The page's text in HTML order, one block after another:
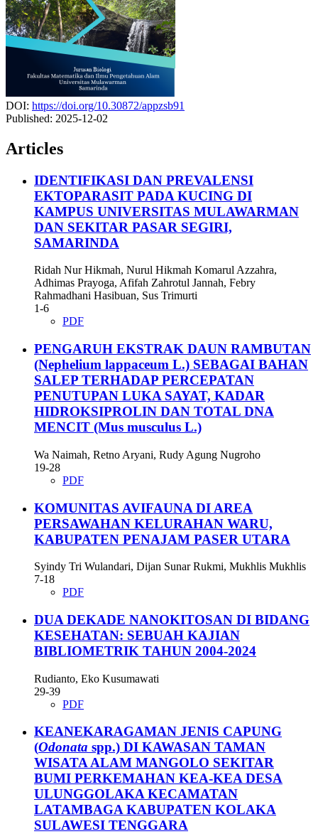
DOI: https://doi.org/10.30872/appzsb91
Published: 2025-12-02
Articles
IDENTIFIKASI DAN PREVALENSI
EKTOPARASIT PADA KUCING DI
KAMPUS UNIVERSITAS MULAWARMAN
DAN SEKITAR PASAR SEGIRI,
SAMARINDA
Ridah Nur Hikmah, Nurul Hikmah Komarul Azzahra,
Adhimas Prayoga, Afifah Zahrotul Jannah, Febry
Rahmadhani Hasibuan, Sus Trimurti
1-6
PDF
PENGARUH EKSTRAK DAUN RAMBUTAN
(Nephelium lappaceum L.) SEBAGAI BAHAN
SALEP TERHADAP PERCEPATAN
PENUTUPAN LUKA SAYAT, KADAR
HIDROKSIPROLIN DAN TOTAL DNA
MENCIT (Mus musculus L.)
Wa Naimah, Retno Aryani, Rudy Agung Nugroho
19-28
PDF
KOMUNITAS AVIFAUNA DI AREA
PERSAWAHAN KELURAHAN WARU,
KABUPATEN PENAJAM PASER UTARA
Syindy Tri Wulandari, Dijan Sunar Rukmi, Mukhlis Mukhlis
7-18
PDF
DUA DEKADE NANOKITOSAN DI BIDANG
KESEHATAN: SEBUAH KAJIAN
BIBLIOMETRIK TAHUN 2004-2024
Rudianto, Eko Kusumawati
29-39
PDF
KEANEKARAGAMAN JENIS CAPUNG
(Odonata spp.) DI KAWASAN TAMAN
WISATA ALAM MANGOLO SEKITAR
BUMI PERKEMAHAN KEA-KEA DESA
ULUNGGOLAKA KECAMATAN
LATAMBAGA KABUPATEN KOLAKA
SULAWESI TENGGARA